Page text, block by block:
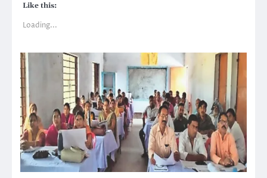
Like this:
Loading...